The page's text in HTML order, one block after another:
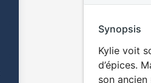
Synopsis
Kylie voit
d’épices.
son ancien